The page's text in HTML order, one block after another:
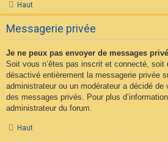
Haut
Messagerie privée
Je ne peux pas envoyer de messages
Soit vous n’êtes pas inscrit et connecté, soit
désactivé entièrement la messagerie privée
administrateur ou un modérateur a décidé de
des messages privés. Pour plus
administrateur du forum.
Haut